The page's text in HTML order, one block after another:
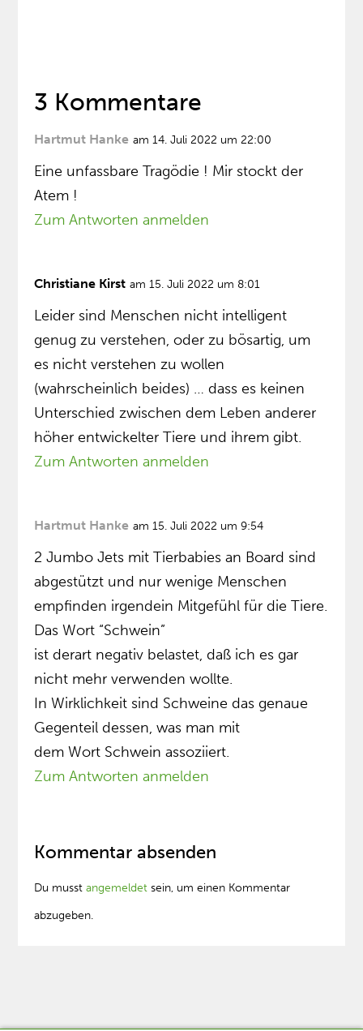
3 Kommentare
Hartmut Hanke am 14. Juli 2022 um 22:00
Eine unfassbare Tragödie ! Mir stockt der
Atem !
Zum Antworten anmelden
Christiane Kirst am 15. Juli 2022 um 8:01
Leider sind Menschen nicht intelligent
genug zu verstehen, oder zu bösartig, um
es nicht verstehen zu wollen
(wahrscheinlich beides) … dass es keinen
Unterschied zwischen dem Leben anderer
höher entwickelter Tiere und ihrem gibt.
Zum Antworten anmelden
Hartmut Hanke am 15. Juli 2022 um 9:54
2 Jumbo Jets mit Tierbabies an Board sind
abgestützt und nur wenige Menschen
empfinden irgendein Mitgefühl für die Tiere.
Das Wort “Schwein”
ist derart negativ belastet, daß ich es gar
nicht mehr verwenden wollte.
In Wirklichkeit sind Schweine das genaue
Gegenteil dessen, was man mit
dem Wort Schwein assoziiert.
Zum Antworten anmelden
Kommentar absenden
Du musstangemeldet sein, um einen Kommentar
abzugeben.